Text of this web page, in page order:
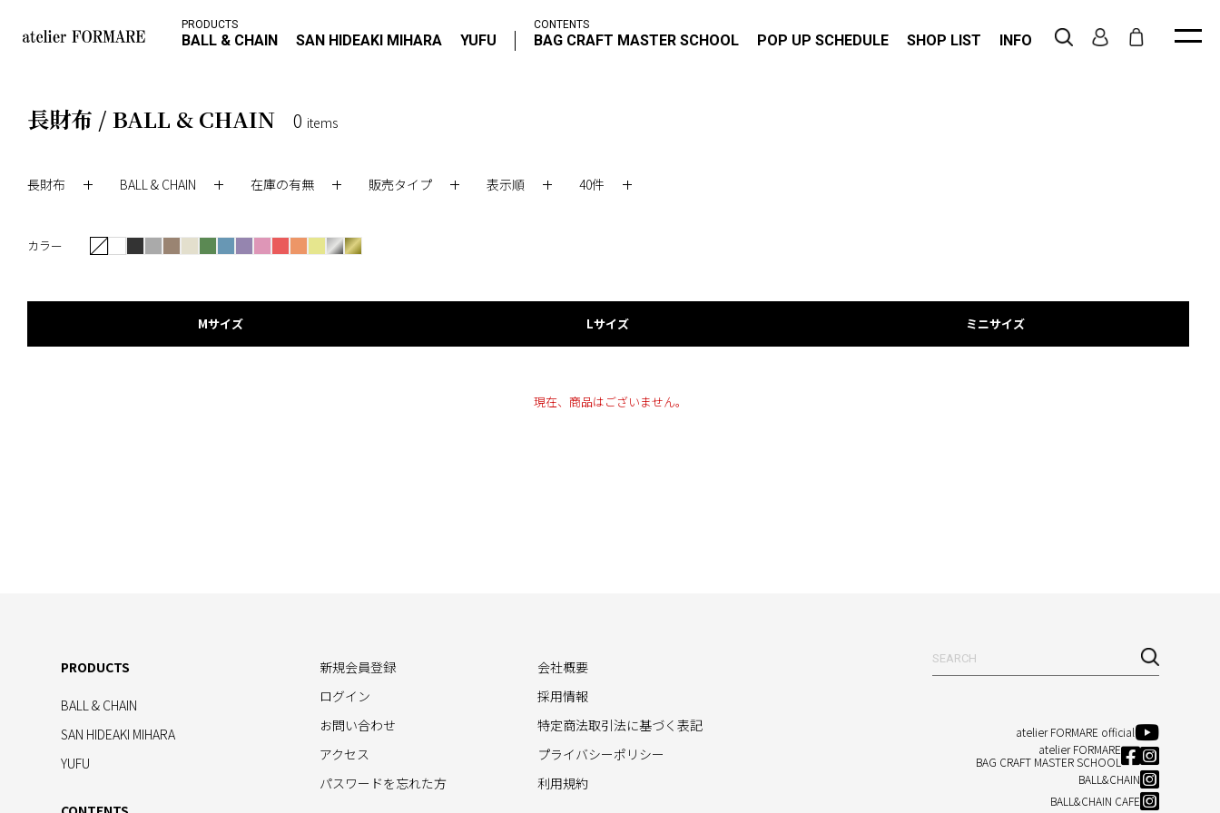
PRODUCTS
BALL & CHAIN SAN HIDEAKI MIHARA YUFU
CONTENTS
BAG CRAFT MASTER SCHOOL POP UP SCHEDULE SHOP LIST INFO
長財布 / BALL & CHAIN 0 items
長財布 BALL & CHAIN 在庫の有無 販売タイプ 表示順 40件
カラー
Mサイズ Lサイズ ミニサイズ
現在、商品はございません。
atelier FORMARE official
atelier FORMARE
BAG CRAFT MASTER SCHOOL
BALL&CHAIN
BALL&CHAIN CAFE
PRODUCTS
BALL & CHAIN
SAN HIDEAKI MIHARA
YUFU
新規会員登録
ログイン
お問い合わせ
アクセス
パスワードを忘れた方
会社概要
採用情報
特定商法取引法に基づく表記
プライバシーポリシー
利用規約